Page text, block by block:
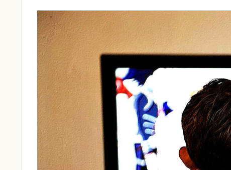
【戦後最長】日本、なんと74ヶ月連続
ジャンポケ斉藤「同意があったんです。
いの？
(ヽ´ん`)「手術が始まった…大丈夫大丈夫
「！？」
【衝撃】兵庫県斎藤知事、海外事業所を
る」・・・・・・・・・
【驚愕】いまだに続いていると聞いて
た」
地震の瞬間の手術室の防犯カメラが開示